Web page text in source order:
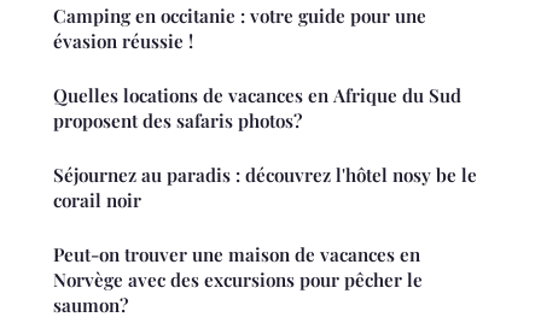
Camping en occitanie : votre guide pour une
évasion réussie !
Quelles locations de vacances en Afrique du Sud
proposent des safaris photos?
Séjournez au paradis : découvrez l'hôtel nosy be le
corail noir
Peut-on trouver une maison de vacances en
Norvège avec des excursions pour pêcher le
saumon?